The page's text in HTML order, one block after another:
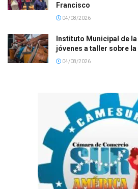
Francisco
04/08/2026
Instituto Municipal de
jóvenes a taller sobre la
04/08/2026